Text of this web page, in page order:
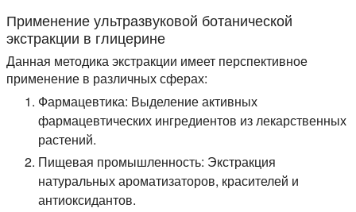
Применение ультразвуковой ботанической
экстракции в глицерине
Данная методика экстракции имеет перспективное
применение в различных сферах:
Фармацевтика: Выделение активных
фармацевтических ингредиентов из лекарственных
растений.
Пищевая промышленность: Экстракция
натуральных ароматизаторов, красителей и
антиоксидантов.